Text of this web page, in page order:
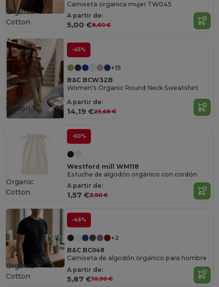
Camiseta organica mujer TW045
A partir de:
5,00 €8,60 €
Organic
Cotton
-45%
+15
B&C BCW32B
Women's Organic Round Neck Sweatshirt
A partir de:
14,19 €25,68 €
Organic
Cotton
-60%
Westford mill WM118
Estuche de algodón orgánico con cordón
A partir de:
1,57 €3,90 €
Organic
Cotton
-46%
+2
B&C BC048
Camiseta de algodón orgánico para hombre
A partir de:
5,87 €10,90 €
Organic
Cotton